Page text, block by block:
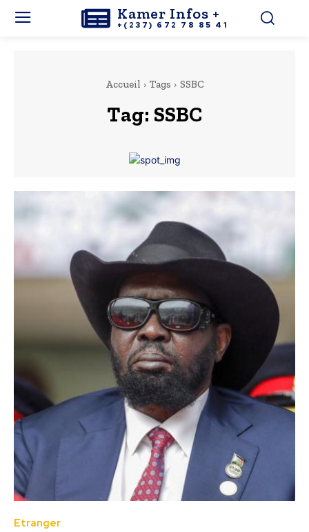
Kamer Infos +
+(237) 672 78 85 41
Accueil Tags SSBC
Tag: SSBC
Etranger